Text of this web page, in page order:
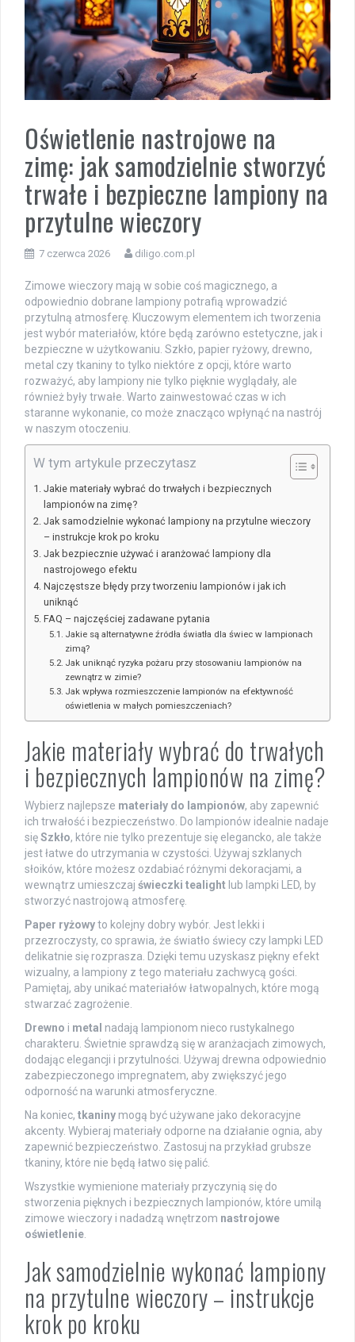
Oświetlenie nastrojowe na
zimę: jak samodzielnie stworzyć
trwałe i bezpieczne lampiony na
przytulne wieczory
7 czerwca 2026 diligo.com.pl
Zimowe wieczory mają w sobie coś magicznego, a
odpowiednio dobrane lampiony potrafią wprowadzić
przytulną atmosferę. Kluczowym elementem ich tworzenia
jest wybór materiałów, które będą zarówno estetyczne, jak i
bezpieczne w użytkowaniu. Szkło, papier ryżowy, drewno,
metal czy tkaniny to tylko niektóre z opcji, które warto
rozważyć, aby lampiony nie tylko pięknie wyglądały, ale
również były trwałe. Warto zainwestować czas w ich
staranne wykonanie, co może znacząco wpłynąć na nastrój
w naszym otoczeniu.
W tym artykule przeczytasz
Jakie materiały wybrać do trwałych i bezpiecznych
lampionów na zimę?
Jak samodzielnie wykonać lampiony na przytulne wieczory
– instrukcje krok po kroku
Jak bezpiecznie używać i aranżować lampiony dla
nastrojowego efektu
Najczęstsze błędy przy tworzeniu lampionów i jak ich
uniknąć
FAQ – najczęściej zadawane pytania
Jakie są alternatywne źródła światła dla świec w lampionach
zimą?
Jak uniknąć ryzyka pożaru przy stosowaniu lampionów na
zewnątrz w zimie?
Jak wpływa rozmieszczenie lampionów na efektywność
oświetlenia w małych pomieszczeniach?
Jakie materiały wybrać do trwałych
i bezpiecznych lampionów na zimę?
Wybierz najlepsze materiały do lampionów, aby zapewnić
ich trwałość i bezpieczeństwo. Do lampionów idealnie nadaje
sięSzkło, które nie tylko prezentuje się elegancko, ale także
jest łatwe do utrzymania w czystości. Używaj szklanych
słoików, które możesz ozdabiać różnymi dekoracjami, a
wewnątrz umieszczaj świeczki tealight lub lampki LED, by
stworzyć nastrojową atmosferę.
Paper ryżowyto kolejny dobry wybór. Jest lekki i
przezroczysty, co sprawia, że światło świecy czy lampki LED
delikatnie się rozprasza. Dzięki temu uzyskasz piękny efekt
wizualny, a lampiony z tego materiału zachwycą gości.
Pamiętaj, aby unikać materiałów łatwopalnych, które mogą
stwarzać zagrożenie.
Drewno i metal nadają lampionom nieco rustykalnego
charakteru. Świetnie sprawdzą się w aranżacjach zimowych,
dodając elegancji i przytulności. Używaj drewna odpowiednio
zabezpieczonego impregnatem, aby zwiększyć jego
odporność na warunki atmosferyczne.
Na koniec, tkaniny mogą być używane jako dekoracyjne
akcenty. Wybieraj materiały odporne na działanie ognia, aby
zapewnić bezpieczeństwo. Zastosuj na przykład grubsze
tkaniny, które nie będą łatwo się palić.
Wszystkie wymienione materiały przyczynią się do
stworzenia pięknych i bezpiecznych lampionów, które umilą
zimowe wieczory i nadadzą wnętrzom nastrojowe
oświetlenie
Jak samodzielnie wykonać lampiony
na przytulne wieczory – instrukcje
krok po kroku